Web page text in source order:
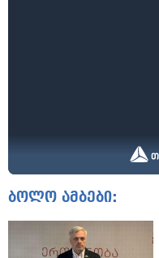
ბოლო ამბები: